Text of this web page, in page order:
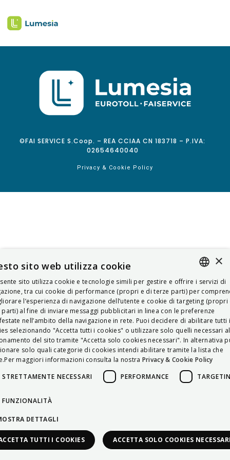
©FAI SERVICE S.Coop. – REA CCIAA CN 183718 – P.IVA:
02654640040
Privacy & Cookie Policy
ITALIAN
ENGLISH
FRENCH
HUNGARIAN
DEUTSCH
POLSKI
×
sito web utilizza cookie
sito utilizza cookie e tecnologie simili per gestire e offrire i servizi di
tra cui cookie di performance (propri e di terze parti) per
l’esperienza di navigazione dell’utente e cookie di targeting (propri
parti) al fine di inviare messaggi pubblicitari in linea con le preferenze
nell’ambito della navigazione in rete. Puoi decidere di abilitare tutti i
selezionando "Accetta tutti i cookies" o utilizzare solo quelli necessari al
del sito tramite "Accetta solo cookies necessari". In alternativa
solo quali categorie di cookies intendi abilitare tramite la lista che
maggiori informazioni consulta la nostra Privacy & Cookie Policy
STRETTAMENTE NECESSARI
PERFORMANCE
FUNZIONALITÀ
DETTAGLI
TUTTI I COOKIES ACCETTA SOLO COOKIES